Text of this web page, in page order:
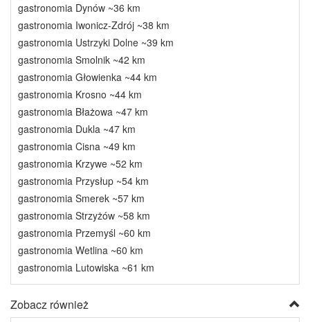
gastronomia Dynów ~36 km
gastronomia Iwonicz-Zdrój ~38 km
gastronomia Ustrzyki Dolne ~39 km
gastronomia Smolnik ~42 km
gastronomia Głowienka ~44 km
gastronomia Krosno ~44 km
gastronomia Błażowa ~47 km
gastronomia Dukla ~47 km
gastronomia Cisna ~49 km
gastronomia Krzywe ~52 km
gastronomia Przysłup ~54 km
gastronomia Smerek ~57 km
gastronomia Strzyżów ~58 km
gastronomia Przemyśl ~60 km
gastronomia Wetlina ~60 km
gastronomia Lutowiska ~61 km
Zobacz również